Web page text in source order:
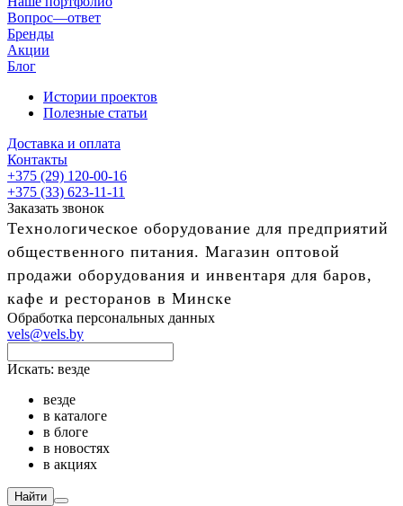
Вопрос—ответ
Бренды
Акции
Блог
Истории проектов
Полезные статьи
Доставка и оплата
Контакты
+375 (29) 120-00-16
+375 (33) 623-11-11
Заказать звонок
Технологическое оборудование для предприятий
общественного питания. Магазин оптовой
продажи оборудования и инвентаря для баров,
кафе и ресторанов в Минске
Обработка персональных данных
vels@vels.by
Искать: везде
везде
в каталоге
в блоге
в новостях
в акциях
Найти